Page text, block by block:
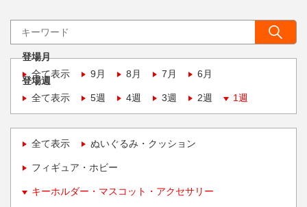
登場月
全て表示
9月 8月 7月 6月
登場週
全て表示
5週 4週 3週 2週 1週
全て表示 ぬいぐるみ・クッション
フィギュア・ホビー
キーホルダー・マスコット・アクセサリー